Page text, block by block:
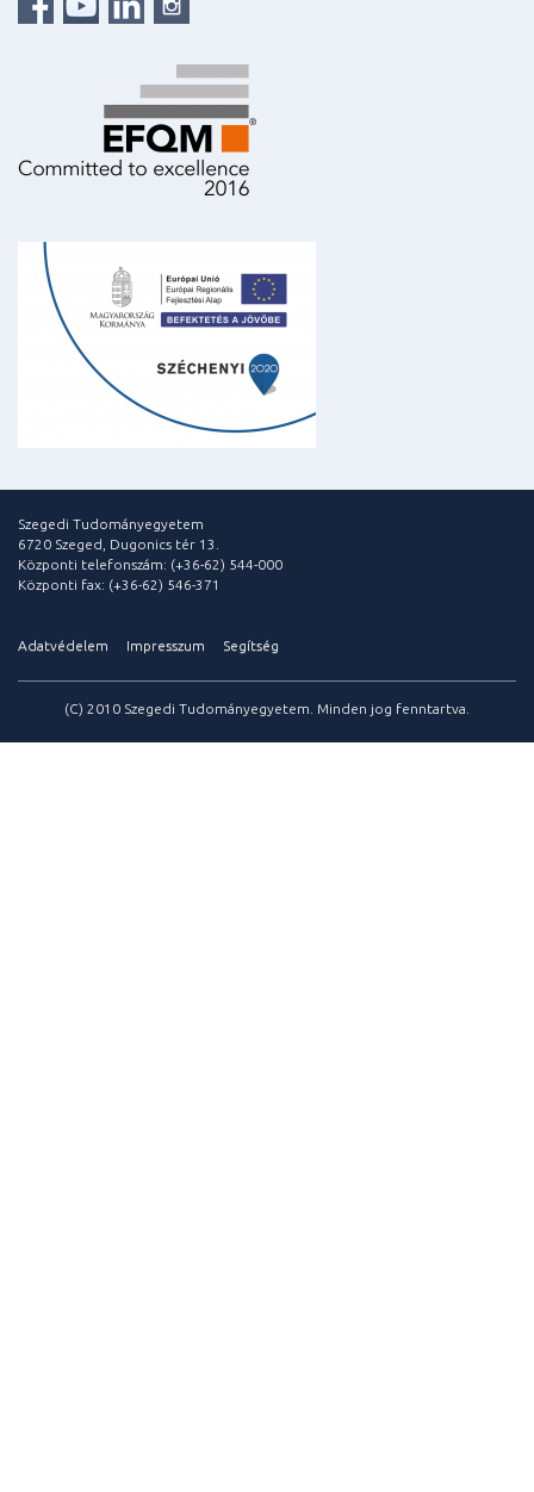
Szegedi Tudományegyetem
6720 Szeged, Dugonics tér 13.
Központi telefonszám: (+36-62) 544-000
Központi fax: (+36-62) 546-371
Adatvédelem Impresszum Segítség
(C) 2010 Szegedi Tudományegyetem. Minden jog fenntartva.